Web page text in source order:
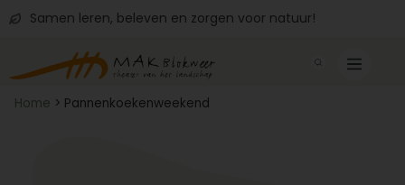
Samen leren, beleven en zorgen voor natuur!
Home > Pannenkoekenweekend